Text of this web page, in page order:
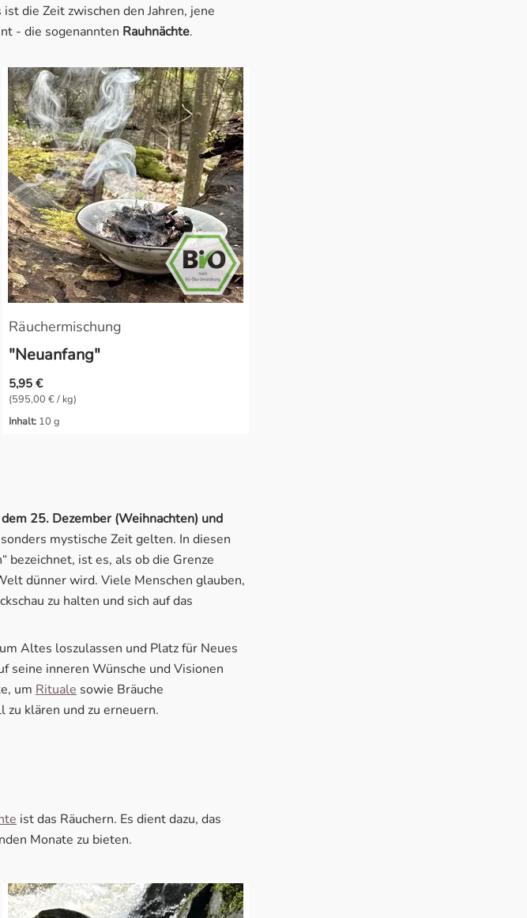
die Zeit zwischen den Jahren, jene
- die sogenannten Rauhnächte.
Räuchermischung
"Neuanfang"
5,95 €
(595,00 € / kg)
Inhalt: 10 g
25. Dezember (Weihnachten) und
mystische Zeit gelten. In diesen
bezeichnet, ist es, als ob die Grenze
dünner wird. Viele Menschen glauben,
zu halten und sich auf das
Altes loszulassen und Platz für Neues
seine inneren Wünsche und Visionen
um Rituale sowie Bräuche
klären und zu erneuern.
ist das Räuchern. Es dient dazu, das
Monate zu bieten.